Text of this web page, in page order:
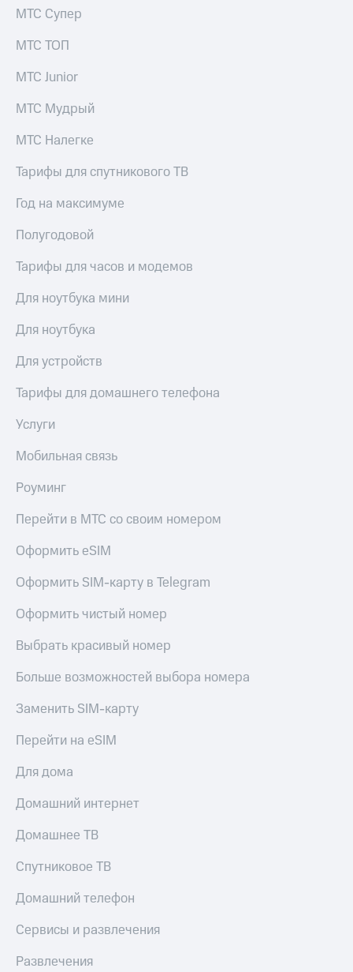
КИОН
Музыка
Строки
Live
Гудок
Мой
приложения
Финансы
Инвестиции
Получайте
доход
онлайн
полисов
на связь
Деньги
Накопления
Откладывайте
и получайте
Платежи
и
Пополнить
номер
МТС
Настройки
номер
оператора
Оплата
и
Скидка 30%
на связь
С картой
МТС
Деньги
Накопления
Откладывайте
и получайте
Условия
пополнения
Скидка
30%
на связь
RED,
РИИЛ
с карты
товаров
Скидки
на смартфоны
при
со связью
МТС Супер
МТС ТОП
МТС Junior
МТС Мудрый
МТС Налегке
Тарифы для спутникового ТВ
Год на максимуме
Полугодовой
Тарифы для часов и модемов
Для ноутбука мини
Для ноутбука
Для устройств
Тарифы для домашнего телефона
Услуги
Мобильная связь
Роуминг
Перейти в МТС со своим номером
Оформить eSIM
Оформить SIM-карту в Telegram
Оформить чистый номер
Выбрать красивый номер
Больше возможностей выбора номера
Заменить SIM-карту
Перейти на eSIM
Для дома
Домашний интернет
Домашнее ТВ
Спутниковое ТВ
Домашний телефон
Сервисы и развлечения
Развлечения